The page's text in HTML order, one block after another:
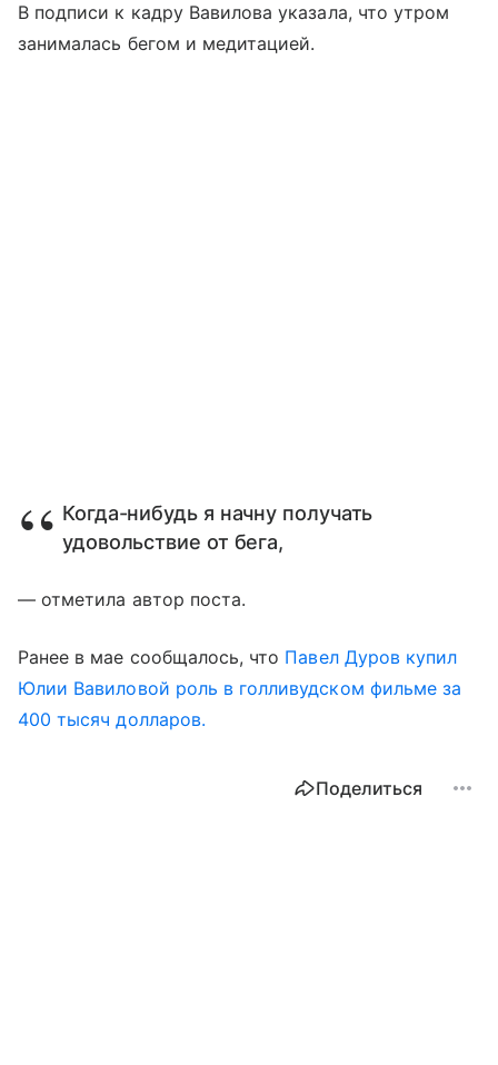
В подписи к кадру Вавилова указала, что утром
занималась бегом и медитацией.
Когда-нибудь я начну получать
удовольствие от бега,
— отметила автор поста.
Ранее в мае сообщалось, что Павел Дуров купил
Юлии Вавиловой роль в голливудском фильме за
400 тысяч долларов.
Поделиться